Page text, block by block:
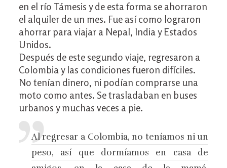
en el río Támesis y de esta forma se ahorraron
el alquiler de un mes. Fue así como lograron
ahorrar para viajar a Nepal, India y Estados
Unidos.
Después de este segundo viaje, regresaron a
Colombia y las condiciones fueron difíciles.
No tenían dinero, ni podían comprarse una
moto como antes. Se trasladaban en buses
urbanos y muchas veces a pie.
Al regresar a Colombia, no teníamos ni un
peso, así que dormíamos en casa de